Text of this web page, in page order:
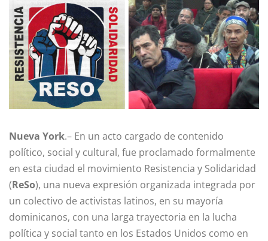
Nueva York.– En un acto cargado de contenido
político, social y cultural, fue proclamado formalmente
en esta ciudad el movimiento Resistencia y Solidaridad
(ReSo), una nueva expresión organizada integrada por
un colectivo de activistas latinos, en su mayoría
dominicanos, con una larga trayectoria en la lucha
política y social tanto en los Estados Unidos como en